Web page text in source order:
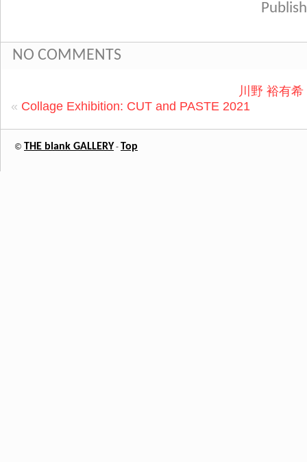
NO COMMENTS
川野 裕有
« Collage Exhibition: CUT and PASTE 2021
© THE blank GALLERY - Top